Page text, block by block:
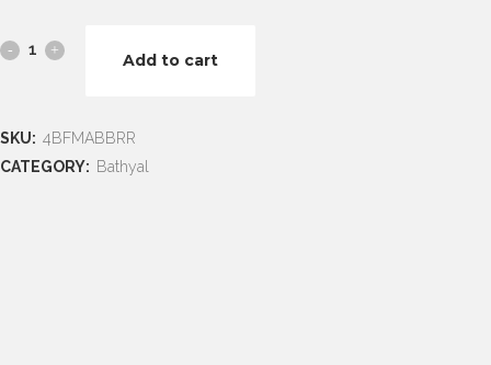
Flamingo
Add to cart
SKU: 4BFMABBRR
CATEGORY: Bathyal